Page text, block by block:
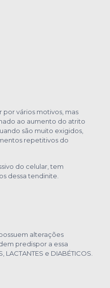
vários motivos, mas
ao aumento do atrito
são muito exigidos,
repetitivos do
do celular, tem
dessa tendinite.
alterações
predispor a essa
e DIABÉTICOS.